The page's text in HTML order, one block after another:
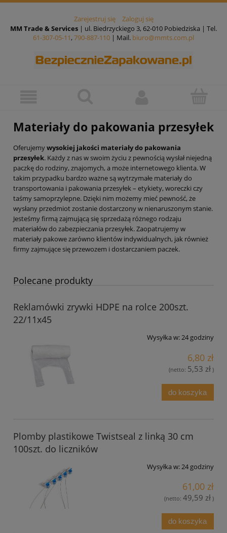
Zarejestruj się
Zaloguj się
MM Trade & Services | ul. Biedrzyckiego 3, 62-010 Pobiedziska | Tel.
61-307-05-11, 790-887-110 | Mail. biuro@mmts.com.pl
Materiały do pakowania przesyłek
Oferujemywysokiej jakości materiały do pakowania
przesyłek. Każdy z nas w swoim życiu z pewnością wysłał niejedną
paczkę do rodziny, znajomych, a może internetowego klienta. W
takim przypadku bardzo ważne są wytrzymałe materiały do
transportowania i pakowania przesyłek – etykiety, woreczki czy
taśmy samoprzylepne. Dzięki nim możemy mieć pewność, że
wysłany przedmiot zostanie dostarczony w nienaruszonym stanie.
Jesteśmy firmą zajmującą się sprzedażą różnego rodzaju
materiałów do zabezpieczania przesyłek. Zaopatrujemy w
materiały pakowe zarówno klientów indywidualnych, jak również
firmy zajmujące się przewozem i dostarczaniem paczek.
Polecane produkty
Reklamówki zrywki HDPE na rolce 200szt.
22/11x45
Wysyłka w:24 godziny
6,80 zł
(netto: 5,53 zł )
do koszyka
Plomby plastikowe Twistseal z linką 30 cm
100szt. do liczników
Wysyłka w:24 godziny
61,00 zł
(netto: 49,59 zł )
do koszyka